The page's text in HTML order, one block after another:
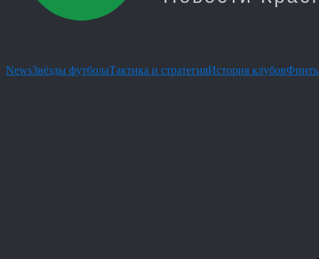
NewsЗвёзды футболаТактика и стратегияИстория клубов